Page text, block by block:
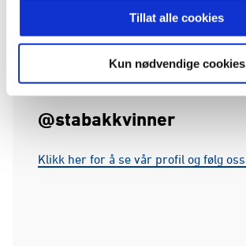
Tillat alle cookies
Kun nødvendige cookies
Følger du oss på Instagram?
@stabakkvinner
Klikk her for å se vår profil og følg oss